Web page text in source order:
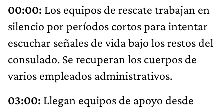
00:00: Los equipos de rescate trabajan en
silencio por períodos cortos para intentar
escuchar señales de vida bajo los restos del
consulado. Se recuperan los cuerpos de
varios empleados administrativos.
03:00: Llegan equipos de apoyo desde